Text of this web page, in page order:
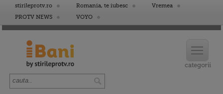
stirileprotv.ro Romania, te iubesc
Vremea
PROTV NEWS
VOYO